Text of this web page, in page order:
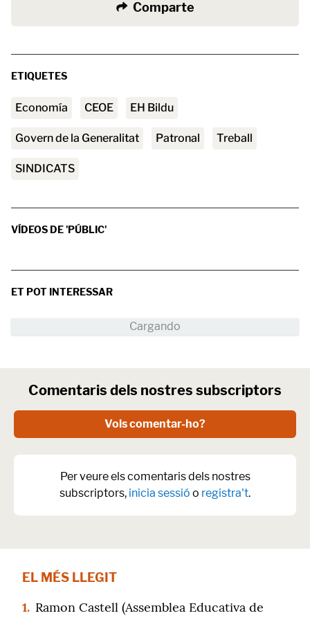
Comparte
ETIQUETES
Economía CEOE EH Bildu
Govern de la Generalitat patronal treball
SINDICATS
VÍDEOS DE 'PÚBLIC'
ET POT INTERESSAR
Comentaris dels nostres subscriptors
Vols comentar-ho?
Per veure els comentaris dels nostres
subscriptors, inicia sessió o registra't.
EL MÉS LLEGIT
1. Ramon Castell (Assemblea Educativa de